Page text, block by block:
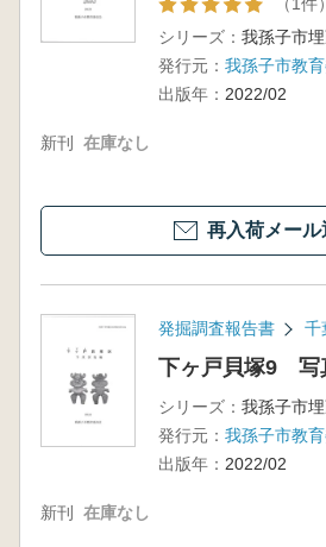
シリーズ： 我孫子市
発行元： 我孫子市教
出版年： 2022/02
新刊 在庫なし
再入荷メール
発掘調査報告書 千
下ヶ戸貝塚9 写
シリーズ： 我孫子市
発行元： 我孫子市教
出版年： 2022/02
新刊 在庫なし